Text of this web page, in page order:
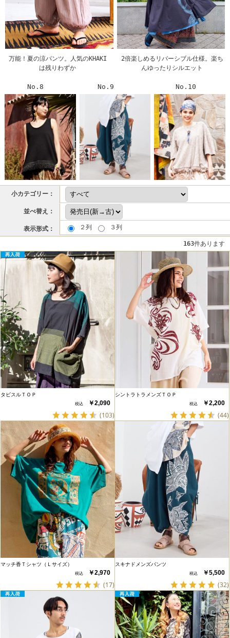
万能！夏の涼パンツ。人気のKHAKI
は残りわずか
2倍楽しめるリバーシブル仕様。楽ち
んゆったりシルエット
No.8 No.9 No.10
小カテゴリー：
並べ替え：
表示形式： ２列 ３列
163件あります
タビスルＴＯＰ
￥2,090
(103)
シントラトラメンズＴＯＰ
￥2,200
(44)
マッチ香Ｔシャツ（Ｌサイズ）
￥2,970
(17)
スキナドメンズパンツ
￥5,500
(32)